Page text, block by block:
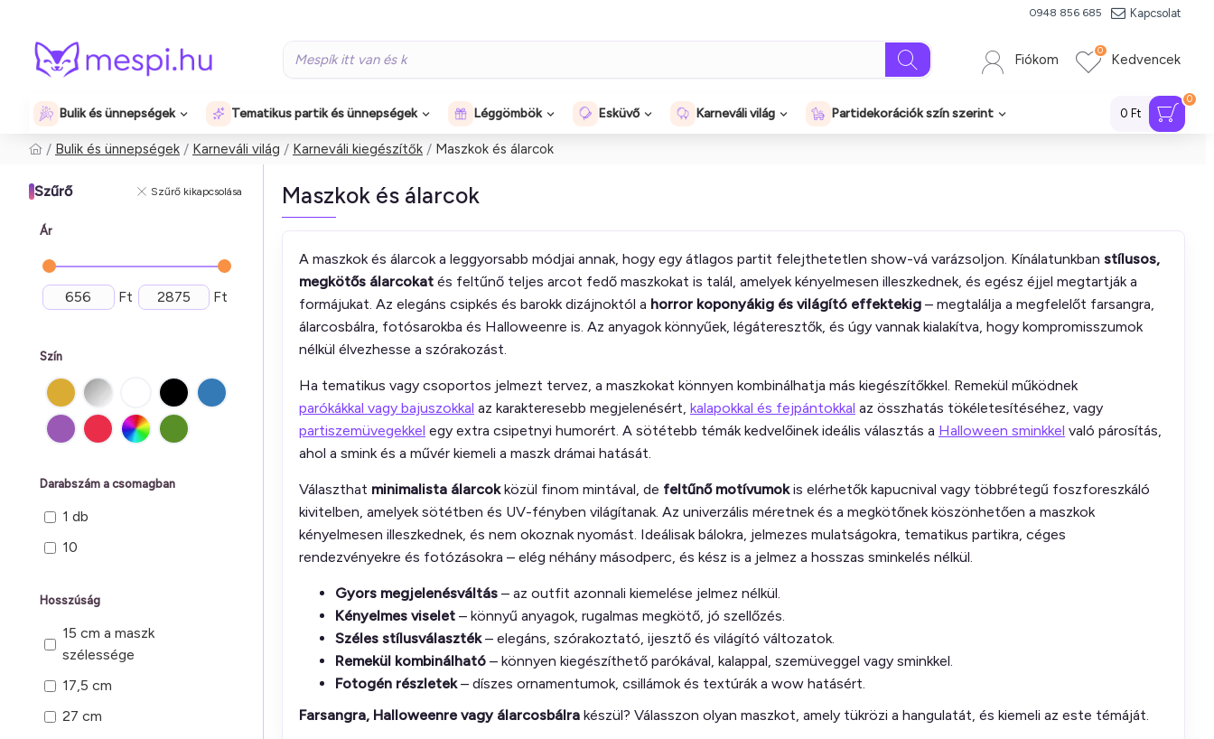
0948 856 685 Kapcsolat
Fiókom Kedvencek
0
Bulik és ünnepségek Tematikus partik és ünnepségek Léggömbök Esküvő Karneváli világ Partidekorációk szín szerint 0 Ft
0
Bulik és ünnepségek Karneváli világ Karneváli kiegészítők Maszkok és álarcok
Szűrő Szűrő kikapcsolása
Ár
Ft Ft
Darabszám a csomagban
1 db
10
Hosszúság
15 cm a maszk
szélessége
17,5 cm
27 cm
Szín
Maszkok és álarcok
A maszkok és álarcok a leggyorsabb módjai annak, hogy egy átlagos partit felejthetetlen show-vá varázsoljon. Kínálatunkban stílusos,
megkötős álarcokat és feltűnő teljes arcot fedő maszkokat is talál, amelyek kényelmesen illeszkednek, és egész éjjel megtartják a
formájukat. Az elegáns csipkés és barokk dizájnoktól a horror koponyákig és világító effektekig – megtalálja a megfelelőt farsangra,
álarcosbálra, fotósarokba és Halloweenre is. Az anyagok könnyűek, légáteresztők, és úgy vannak kialakítva, hogy kompromisszumok
nélkül élvezhesse a szórakozást.
Ha tematikus vagy csoportos jelmezt tervez, a maszkokat könnyen kombinálhatja más kiegészítőkkel. Remekül működnek
parókákkal vagy bajuszokkal az karakteresebb megjelenésért, kalapokkal és fejpántokkal az összhatás tökéletesítéséhez, vagy
partiszemüvegekkel egy extra csipetnyi humorért. A sötétebb témák kedvelőinek ideális választás a Halloween sminkkel való párosítás,
ahol a smink és a művér kiemeli a maszk drámai hatását.
Választhat minimalista álarcokközül finom mintával, de feltűnő motívumokis elérhetők kapucnival vagy többrétegű foszforeszkáló
kivitelben, amelyek sötétben és UV-fényben világítanak. Az univerzális méretnek és a megkötőnek köszönhetően a maszkok
kényelmesen illeszkednek, és nem okoznak nyomást. Ideálisak bálokra, jelmezes mulatságokra, tematikus partikra, céges
rendezvényekre és fotózásokra – elég néhány másodperc, és kész is a jelmez a hosszas sminkelés nélkül.
Gyors megjelenésváltás – az outfit azonnali kiemelése jelmez nélkül.
Kényelmes viselet – könnyű anyagok, rugalmas megkötő, jó szellőzés.
Széles stílusválaszték– elegáns, szórakoztató, ijesztő és világító változatok.
Remekül kombinálható – könnyen kiegészíthető parókával, kalappal, szemüveggel vagy sminkkel.
Fotogén részletek– díszes ornamentumok, csillámok és textúrák a wow hatásért.
Farsangra, Halloweenre vagy álarcosbálra készül? Válasszon olyan maszkot, amely tükrözi a hangulatát, és kiemeli az este témáját.